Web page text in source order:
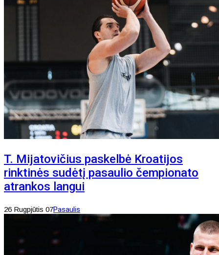
T. Mijatovičius paskelbė Kroatijos
rinktinės sudėtį pasaulio čempionato
atrankos langui
26 Rugpjūtis 07Pasaulis